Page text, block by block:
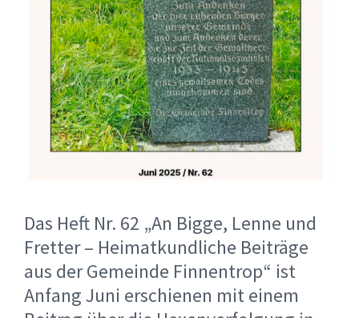
Das Heft Nr. 62 „An Bigge, Lenne und
Fretter – Heimatkundliche Beiträge
aus der Gemeinde Finnentrop“ ist
Anfang Juni erschienen mit einem